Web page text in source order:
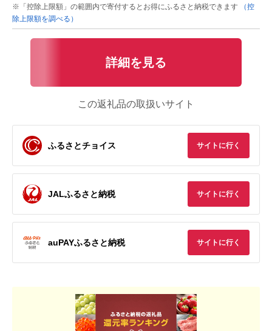
※「控除上限額」の範囲内で寄付するとお得にふるさと納税できます
（控
除上限額を調べる）
詳細を見る
この返礼品の取扱いサイト
ふるさとチョイス サイトに行く
JALふるさと納税 サイトに行く
auPAYふるさと納税 サイトに行く